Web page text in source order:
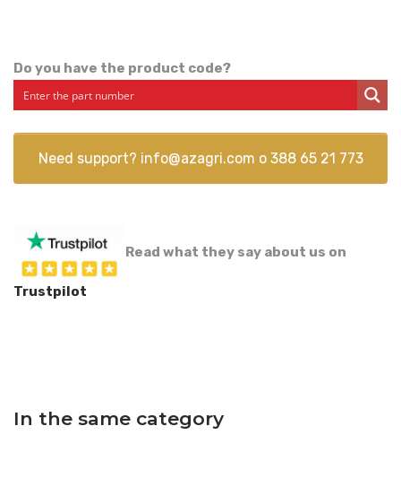
Do you have the product code?
Need support? info@azagri.com o 388 65 21 773
Read what they say about us on
Trustpilot
In the same category